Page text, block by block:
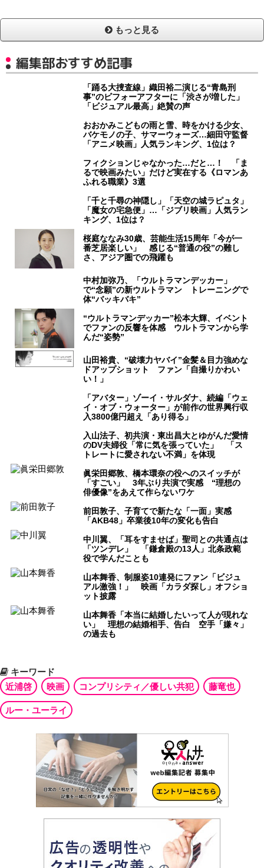
もっと見る
編集部おすすめ記事
「踊る大捜査線」織田裕二演じる“青島刑
事”のビフォーアフターに「渋さが増した」
「ビジュアル最高」絶賛の声
おおかみこどもの雨と雪、時をかける少女、
バケモノの子、サマーウォーズ…細田守監督
「アニメ映画」人気ランキング、1位は？
フィクションじゃなかった…だと…！ 「ま
るで映画みたい」だけど実在する《ロマンあ
ふれる職業》3選
「千と千尋の神隠し」「天空の城ラピュタ」
「魔女の宅急便」…「ジブリ映画」人気ラン
キング、1位は？
桜庭ななみ30歳、芸能生活15周年「今が一
番芝居楽しい」 感じる“普通の役”の難し
さ、アジア圏での飛躍も
中村加弥乃、「ウルトラマンデッカー」
で“念願”の新ウルトラマン トレーニングで
体“バッキバキ”
“ウルトラマンデッカー”松本大輝、イベント
でファンの反響を体感 ウルトラマンから学
んだ“姿勢”
山田裕貴、“破壊力ヤバイ”金髪＆目力強めな
ドアップショット ファン「自撮りかわい
い！」
「アバター」ゾーイ・サルダナ、続編「ウェ
イ・オブ・ウォーター」が前作の世界興行収
入3800億円超え「あり得る」
入山法子、初共演・東出昌大とゆがんだ愛情
のDV夫婦役「常に気を張っていた」 「ス
トレートに愛されない不満」を体現
眞栄田郷敦、橋本環奈の役へのスイッチが
「すごい」 3年ぶり共演で実感 “理想の
俳優像”をあえて作らないワケ
前田敦子、子育てで新たな「一面」実感
「AKB48」卒業後10年の変化も告白
中川翼、「耳をすませば」聖司との共通点は
「ツンデレ」 「鎌倉殿の13人」北条政範
役で学んだことも
山本舞香、制服姿10連発にファン「ビジュ
アル激強！」 映画「カラダ探し」オフショ
ット披露
山本舞香「本当に結婚したいって人が現れな
い」 理想の結婚相手、告白 空手「嫌々」
の過去も
キーワード
近浦啓
映画 コンプリシティ／優しい共犯 藤竜也
ルー・ユーライ